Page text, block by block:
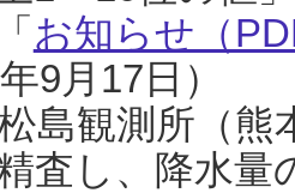
お知らせ（
9月17日）
島観測所（熊
査し、降水